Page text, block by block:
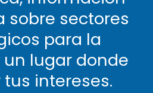
sobre sectores
para la
lugar donde
intereses.